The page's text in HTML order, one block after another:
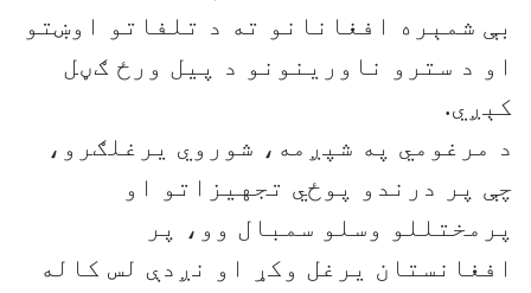
بې ‌شمېره افغانانو ته د تلفاتو اوښتو
او د سترو ناورینونو د پیل ورځ ګڼل
کېږي.
د مرغومي په شپږمه، شوروي یرغلګرو،
چې پر درندو پوځي تجهیزاتو او
پرمختللو وسلو سمبال وو، پر
افغانستان یرغل وکړ او نږدې لس کاله